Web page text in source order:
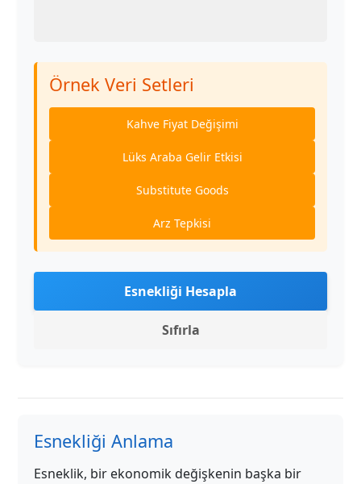
Örnek Veri Setleri
Kahve Fiyat Değişimi
Lüks Araba Gelir Etkisi
Substitute Goods
Arz Tepkisi
Esnekliği Hesapla
Sıfırla
Esnekliği Anlama
Esneklik, bir ekonomik değişkenin başka bir